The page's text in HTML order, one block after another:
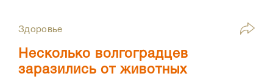
Здоровье
Несколько волгоградцев
заразились от животных